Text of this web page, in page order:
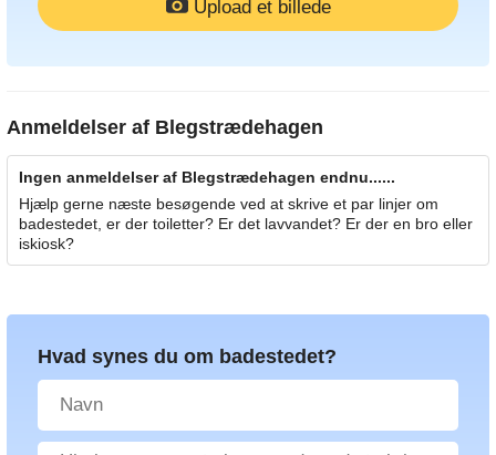
Upload et billede
Anmeldelser af Blegstrædehagen
Ingen anmeldelser af Blegstrædehagen endnu......
Hjælp gerne næste besøgende ved at skrive et par linjer om
badestedet, er der toiletter? Er det lavvandet? Er der en bro eller
iskiosk?
Hvad synes du om badestedet?